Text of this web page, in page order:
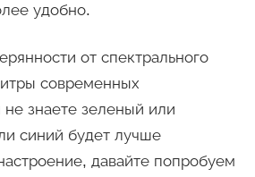
удобно.
от спектрального
современных
знаете зеленый или
синий будет лучше
давайте попробуем